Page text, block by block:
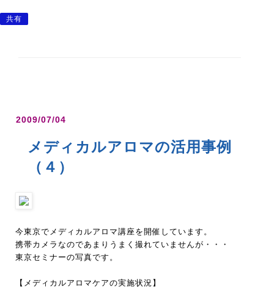
共有
2009/07/04
メディカルアロマの活用事例
（４）
今東京でメディカルアロマ講座を開催しています。
携帯カメラなのであまりうまく撮れていませんが・・・
東京セミナーの写真です。
【メディカルアロマケアの実施状況】